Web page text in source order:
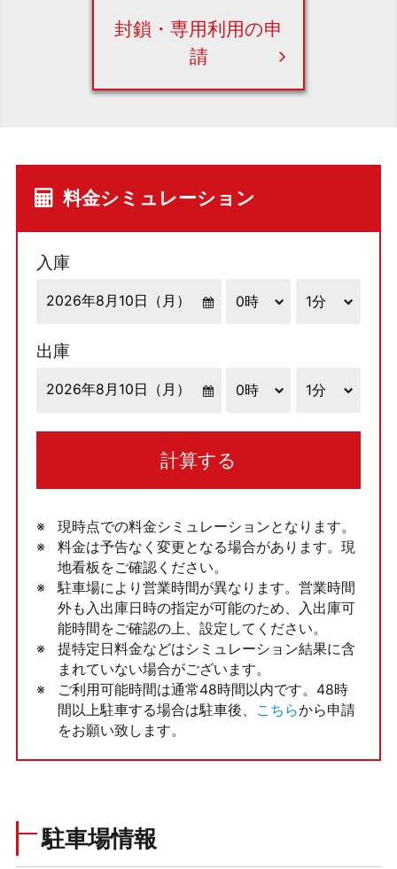
封鎖・専用利用の申
請
料金シミュレーション
入庫
出庫
計算する
現時点での料金シミュレーションとなります。
料金は予告なく変更となる場合があります。現
地看板をご確認ください。
駐車場により営業時間が異なります。営業時間
外も入出庫日時の指定が可能のため、入出庫可
能時間をご確認の上、設定してください。
提特定日料金などはシミュレーション結果に含
まれていない場合がございます。
ご利用可能時間は通常48時間以内です。48時
間以上駐車する場合は駐車後、
こちらから申請
をお願い致します。
駐車場情報